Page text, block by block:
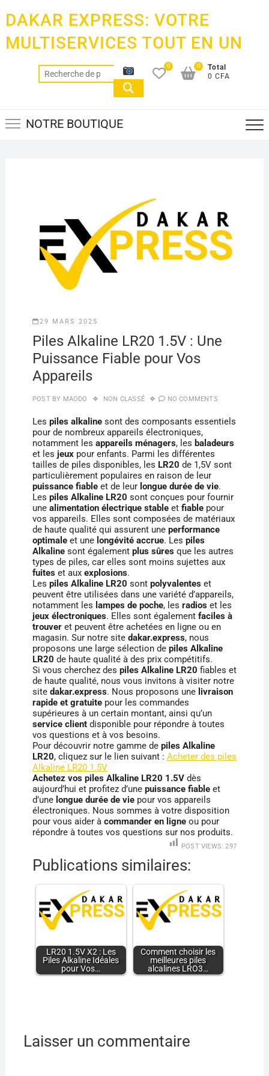
content
DAKAR EXPRESS: VOTRE
MULTISERVICES TOUT EN UN
Recherche
pour :
0
Total
0 CFA
0
NOTRE BOUTIQUE
29 MARS 2025
Piles Alkaline LR20 1.5V : Une
Puissance Fiable pour Vos
Appareils
POST BY MAODO NON CLASSÉ NO COMMENTS
Les piles alkalinesont des composants essentiels
pour de nombreux appareils électroniques,
notamment les appareils ménagers, les baladeurs
et les jeuxpour enfants. Parmi les différentes
tailles de piles disponibles, les LR20 de 1,5V sont
particulièrement populaires en raison de leur
puissance fiableet de leur longue durée de vie.
Les piles Alkaline LR20 sont conçues pour fournir
une alimentation électrique stableet fiablepour
vos appareils. Elles sont composées de matériaux
de haute qualité qui assurent une performance
optimaleet une longévité accrue. Les piles
Alkalinesont également plus sûresque les autres
types de piles, car elles sont moins sujettes aux
fuiteset aux explosions.
Les piles Alkaline LR20 sont polyvalenteset
peuvent être utilisées dans une variété d’appareils,
notamment les lampes de poche, les radioset les
jeux électroniques. Elles sont également faciles à
trouveret peuvent être achetées en ligne ou en
magasin. Sur notre site dakar.express, nous
proposons une large sélection de piles Alkaline
LR20 de haute qualité à des prix compétitifs.
Si vous cherchez des piles Alkaline LR20 fiables et
de haute qualité, nous vous invitons à visiter notre
site dakar.express. Nous proposons une livraison
rapide et gratuitepour les commandes
supérieures à un certain montant, ainsi qu’un
service clientdisponible pour répondre à toutes
vos questions et à vos besoins.
Pour découvrir notre gamme de piles Alkaline
LR20, cliquez sur le lien suivant : Acheter des piles
Alkaline LR20 1.5V
Achetez vos piles Alkaline LR20 1.5Vdès
aujourd’hui et profitez d’une puissance fiableet
d’une longue durée de viepour vos appareils
électroniques. Nous sommes à votre disposition
pour vous aider à commander en ligneou pour
répondre à toutes vos questions sur nos produits.
POST VIEWS: 297
Publications similaires:
LR20 1.5V X2 : Les
Piles Alkaline Idéales
pour Vos…
Comment choisir les
meilleures piles
alcalines LRO3…
Laisser un commentaire